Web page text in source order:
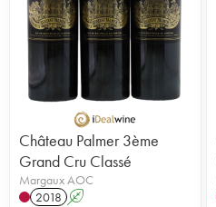
Château Palmer 3ème
Grand Cru Classé
Margaux AOC
2018 A